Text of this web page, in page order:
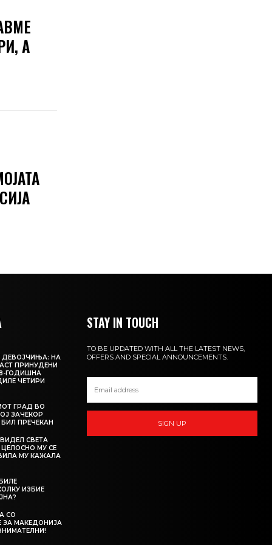
А
ДЕВОЈЧИЊА: НА
ПРИНУДЕНИ
ГОДИШНА
ЧЕТИРИ
ГРАД ВО
ЗАЧЕКОР
БИЛ ПРЕЧЕКАН
СВЕТА
МУ СЕ
МУ КАЖАЛА
ИЗБИЕ
СО
ЗА МАКЕДОНИЈА
STAY IN TOUCH
TO BE UPDATED WITH ALL THE LATEST NEWS,
OFFERS AND SPECIAL ANNOUNCEMENTS.
SIGN UP